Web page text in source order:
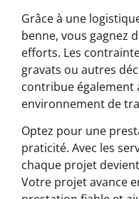
Grâce à une
benne, vous gagnez
efforts. Les
gravats ou autres
contribue également
environnement de
Optez pour une
praticité. Avec les
chaque projet
Votre projet avance